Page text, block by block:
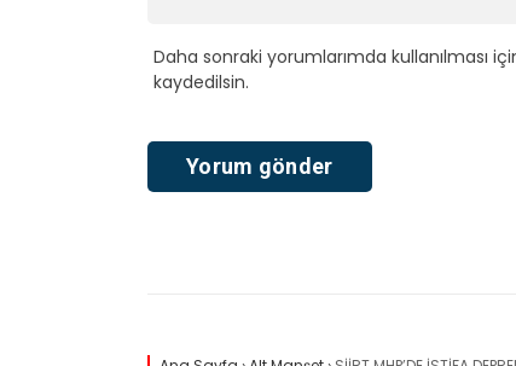
Daha sonraki yorumlarımda kullanılması
kaydedilsin.